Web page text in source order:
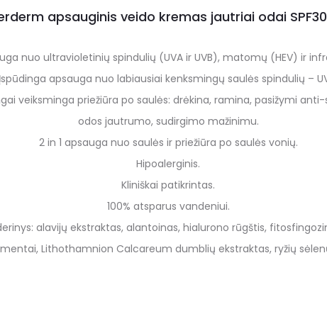
apsauginis veido kremas jautriai odai
nuo ultravioletinių spindulių (UVA ir UVB), matomų (HEV) ir
Įspūdinga apsauga nuo labiausiai kenksmingų saulės spindulių –
veiksminga priežiūra po saulės: drėkina, ramina, pasižymi
odos jautrumo, sudirgimo mažinimu.
2 in 1 apsauga nuo saulės ir priežiūra po saulės vonių.
Hipoalerginis.
Kliniškai patikrintas.
100% atsparus vandeniui.
alavijų ekstraktas, alantoinas, hialurono rūgštis,
Lithothamnion Calcareum dumblių ekstraktas, ryžių